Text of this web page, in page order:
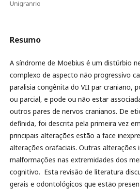
Unigranrio
Resumo
A síndrome de Moebius é um distúrbio
complexo de aspecto não progressivo
paralisia congênita do VII par craniano,
ou parcial, e pode ou não estar
outros pares de nervos cranianos. De
definida, foi descrita pela primeira vez
principais alterações estão a face
alterações orafaciais. Outras alterações
malformações nas extremidades dos
cognitivo. Esta revisão de literatura
gerais e odontológicos que estão